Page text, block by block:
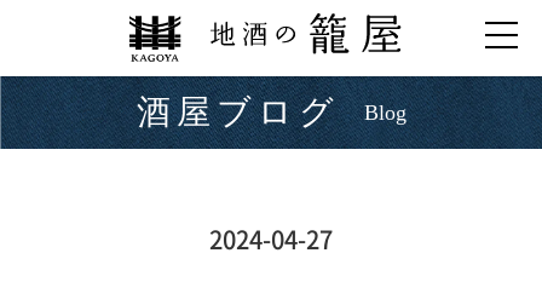
酒屋ブログ Blog
2024-04-27